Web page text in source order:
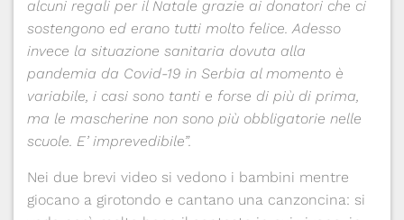
alcuni regali per il Natale grazie ai donatori che ci
sostengono ed erano tutti molto felice. Adesso
invece la situazione sanitaria dovuta alla
pandemia da Covid-19 in Serbia al momento è
variabile, i casi sono tanti e forse di più di prima,
ma le mascherine non sono più obbligatorie nelle
scuole. E’ imprevedibile”.
Nei due brevi video si vedono i bambini mentre
giocano a girotondo e cantano una canzoncina: si